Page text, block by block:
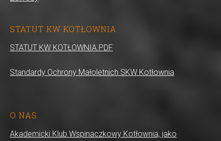
STATUT KW KOTŁOWNIA
STATUT KW KOTŁOWNIA.PDF
Standardy Ochrony Małoletnich SKW Kotłownia
O NAS
Akademicki Klub Wspinaczkowy Kotłownia, jako